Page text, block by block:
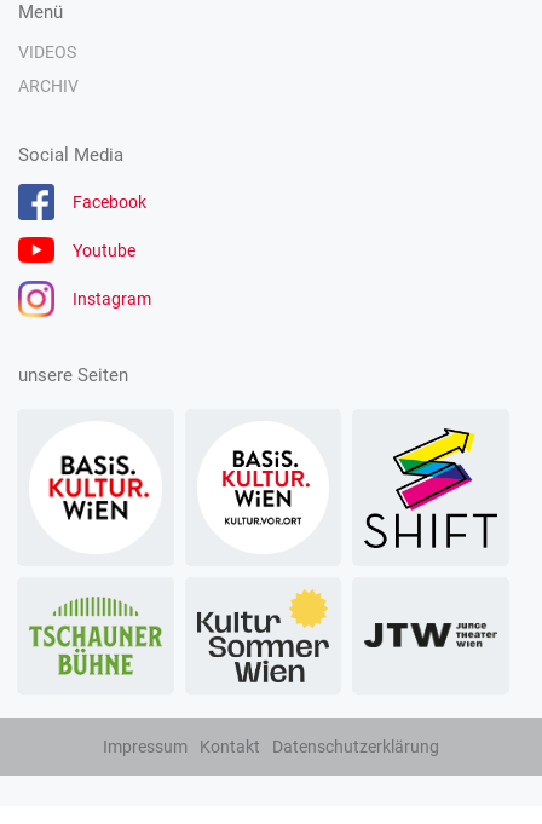
Menü
VIDEOS
ARCHIV
Social Media
Facebook
Youtube
Instagram
unsere Seiten
Impressum Kontakt Datenschutzerklärung